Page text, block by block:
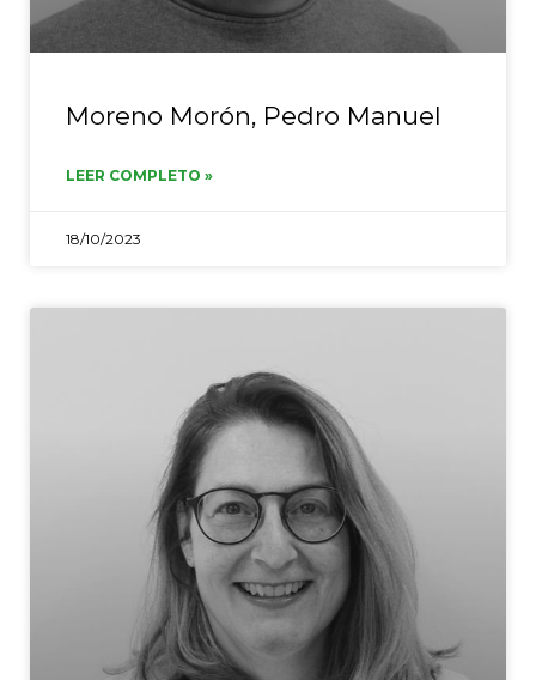
Moreno Morón, Pedro Manuel
LEER COMPLETO »
18/10/2023